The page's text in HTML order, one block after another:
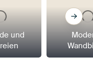
und